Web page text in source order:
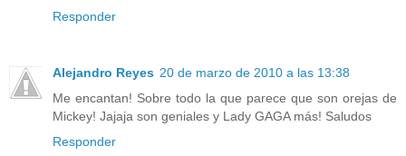
Responder
Alejandro Reyes 20 de marzo de 2010 a las 13:38
Me encantan! Sobre todo la que parece que son orejas de
Mickey! Jajaja son geniales y Lady GAGA más! Saludos
Responder